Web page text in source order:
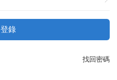
登錄
找回密碼